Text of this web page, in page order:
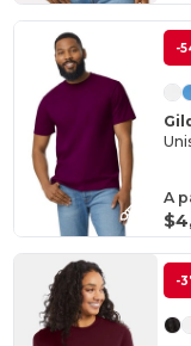
-
A
-